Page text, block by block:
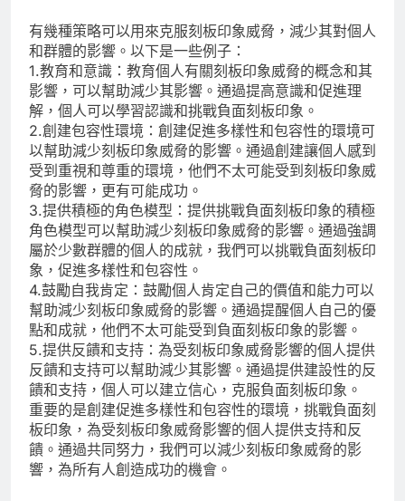
有幾種策略可以用來克服刻板印象威脅，減少其對個人
和群體的影響。以下是一些例子：
1.教育和意識：教育個人有關刻板印象威脅的概念和其
影響，可以幫助減少其影響。通過提高意識和促進理
解，個人可以學習認識和挑戰負面刻板印象。
2.創建包容性環境：創建促進多樣性和包容性的環境可
以幫助減少刻板印象威脅的影響。通過創建讓個人感到
受到重視和尊重的環境，他們不太可能受到刻板印象威
脅的影響，更有可能成功。
3.提供積極的角色模型：提供挑戰負面刻板印象的積極
角色模型可以幫助減少刻板印象威脅的影響。通過強調
屬於少數群體的個人的成就，我們可以挑戰負面刻板印
象，促進多樣性和包容性。
4.鼓勵自我肯定：鼓勵個人肯定自己的價值和能力可以
幫助減少刻板印象威脅的影響。通過提醒個人自己的優
點和成就，他們不太可能受到負面刻板印象的影響。
5.提供反饋和支持：為受刻板印象威脅影響的個人提供
反饋和支持可以幫助減少其影響。通過提供建設性的反
饋和支持，個人可以建立信心，克服負面刻板印象。
重要的是創建促進多樣性和包容性的環境，挑戰負面刻
板印象，為受刻板印象威脅影響的個人提供支持和反
饋。通過共同努力，我們可以減少刻板印象威脅的影
響，為所有人創造成功的機會。